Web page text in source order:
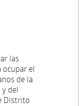
las
ocupar el
de la
del
Distrito